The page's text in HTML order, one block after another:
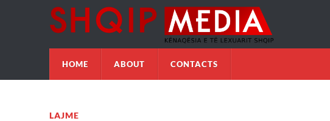
HOME ABOUT CONTACTS
LAJME